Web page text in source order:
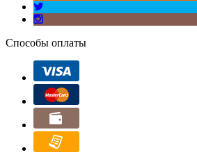
Способы оплаты